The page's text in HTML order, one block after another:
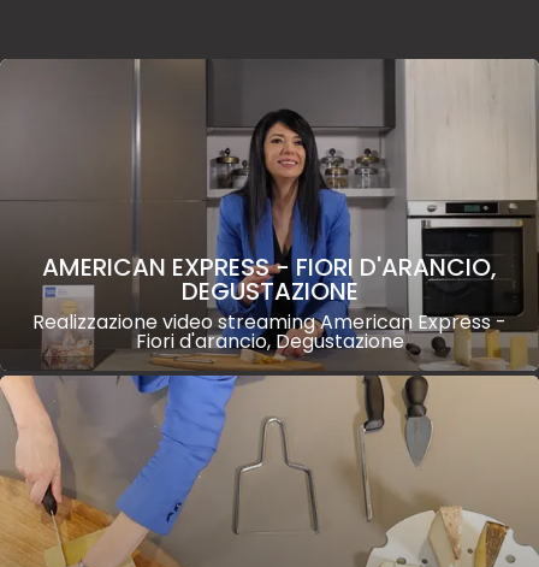
AMERICAN EXPRESS - FIORI D'ARANCIO,
DEGUSTAZIONE
Realizzazione video streaming American Express -
Fiori d'arancio, Degustazione